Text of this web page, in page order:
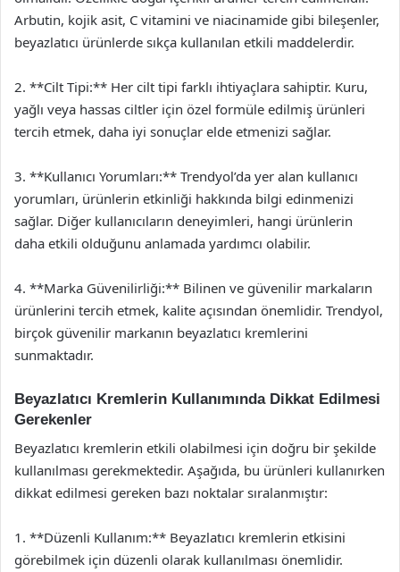
Arbutin, kojik asit, C vitamini ve niacinamide gibi bileşenler,
beyazlatıcı ürünlerde sıkça kullanılan etkili maddelerdir.
2. **Cilt Tipi:** Her cilt tipi farklı ihtiyaçlara sahiptir. Kuru,
yağlı veya hassas ciltler için özel formüle edilmiş ürünleri
tercih etmek, daha iyi sonuçlar elde etmenizi sağlar.
3. **Kullanıcı Yorumları:** Trendyol’da yer alan kullanıcı
yorumları, ürünlerin etkinliği hakkında bilgi edinmenizi
sağlar. Diğer kullanıcıların deneyimleri, hangi ürünlerin
daha etkili olduğunu anlamada yardımcı olabilir.
4. **Marka Güvenilirliği:** Bilinen ve güvenilir markaların
ürünlerini tercih etmek, kalite açısından önemlidir. Trendyol,
birçok güvenilir markanın beyazlatıcı kremlerini
sunmaktadır.
Beyazlatıcı Kremlerin Kullanımında Dikkat Edilmesi
Gerekenler
Beyazlatıcı kremlerin etkili olabilmesi için doğru bir şekilde
kullanılması gerekmektedir. Aşağıda, bu ürünleri kullanırken
dikkat edilmesi gereken bazı noktalar sıralanmıştır:
1. **Düzenli Kullanım:** Beyazlatıcı kremlerin etkisini
görebilmek için düzenli olarak kullanılması önemlidir.